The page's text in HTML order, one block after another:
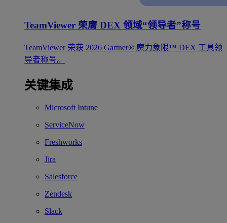
TeamViewer 荣膺 DEX 领域“领导者”称号
TeamViewer 荣获 2026 Gartner® 魔力象限™ DEX 工具领
导者称号。
关键集成
Microsoft Intune
ServiceNow
Freshworks
Jira
Salesforce
Zendesk
Slack